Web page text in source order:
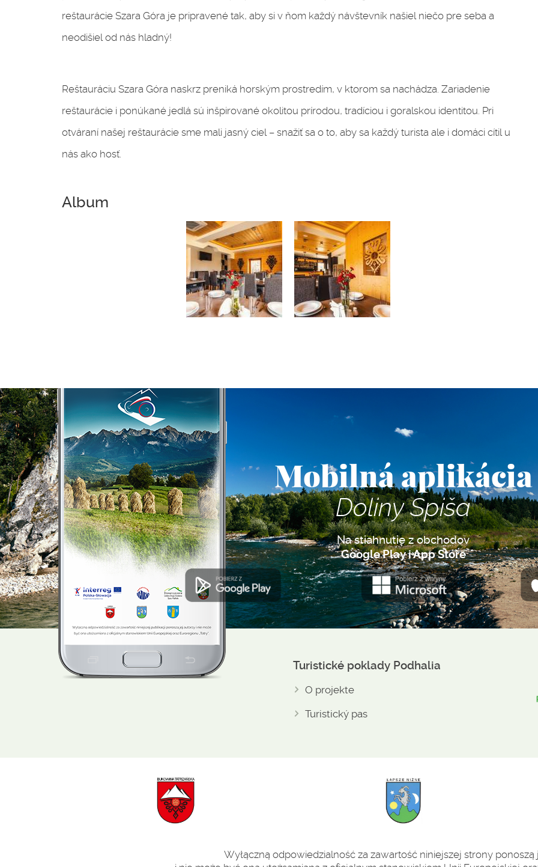
reštaurácie Szara Góra je pripravené tak, aby si v ňom každý návštevník našiel niečo pre seba a
neodišiel od nás hladný!
Reštauráciu Szara Góra naskrz preniká horským prostredím, v ktorom sa nachádza. Zariadenie
reštaurácie i ponúkané jedlá sú inšpirované okolitou prírodou, tradíciou i goralskou identitou. Pri
otváraní našej reštaurácie sme mali jasný ciel – snažiť sa o to, aby sa každý turista ale i domáci cítil u
nás ako hosť.
Album
Mobilná aplikácia
Doliny Spiša
Na stiahnutie z obchodov
Google Play i App Store
Turistické poklady Podhalia
O projekte
Turistický pas
Wyłączną odpowiedzialność za zawartość niniejszej strony ponoszą